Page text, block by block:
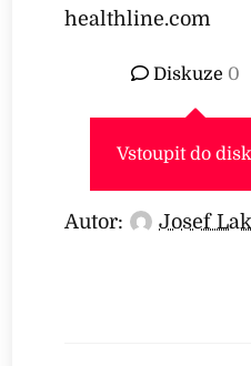
healthline.com
Diskuze 0
Vstoupit do
Autor: Josef